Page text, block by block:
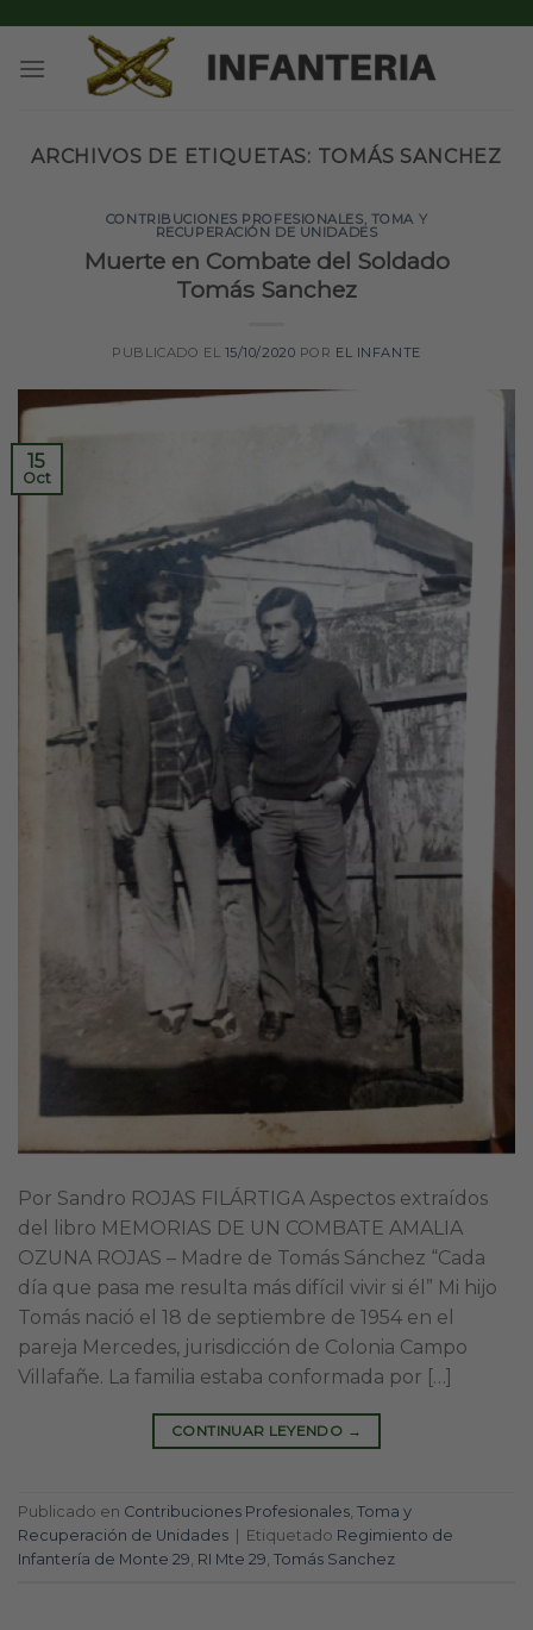
content
ARCHIVOS DE ETIQUETAS: TOMÁS SANCHEZ
CONTRIBUCIONES PROFESIONALES, TOMA Y
RECUPERACIÓN DE UNIDADES
Muerte en Combate del Soldado
Tomás Sanchez
PUBLICADO EL 15/10/2020 POR EL INFANTE
15
Oct
Por Sandro ROJAS FILÁRTIGA Aspectos extraídos
del libro MEMORIAS DE UN COMBATE AMALIA
OZUNA ROJAS – Madre de Tomás Sánchez “Cada
día que pasa me resulta más difícil vivir si él” Mi hijo
Tomás nació el 18 de septiembre de 1954 en el
pareja Mercedes, jurisdicción de Colonia Campo
Villafañe. La familia estaba conformada por […]
CONTINUAR LEYENDO →
Publicado en Contribuciones Profesionales, Toma y
Recuperación de Unidades
Etiquetado Regimiento de
Infantería de Monte 29, RI Mte 29, Tomás Sanchez